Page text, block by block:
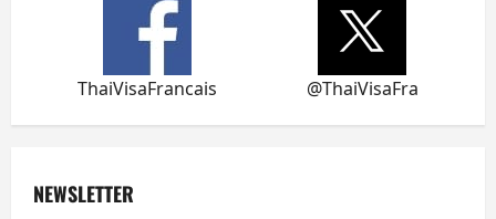
ThaiVisaFrancais @ThaiVisaFra
NEWSLETTER